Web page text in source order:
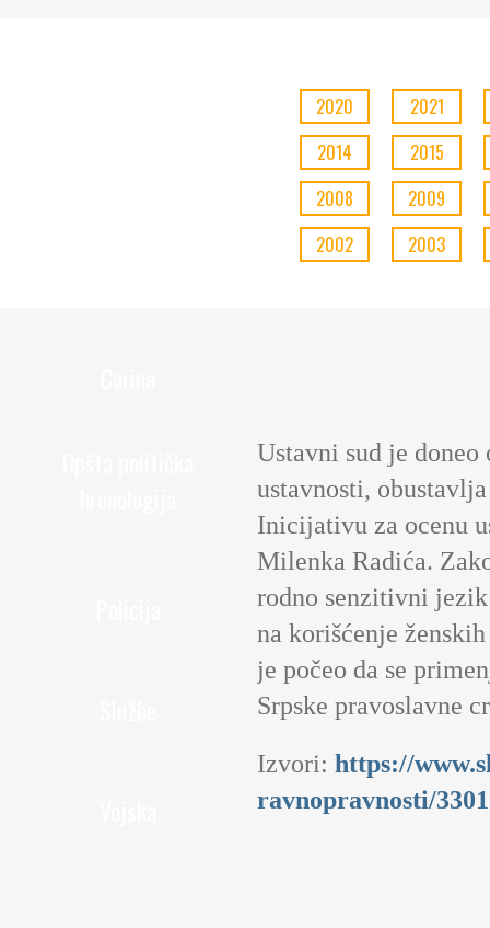
2021
2020
2015
2014
2009
2008
2003
2002
Ustavni sud je doneo
ustavnosti,
Inicijativu za ocenu
Milenka Radića.
rodno senzitivni
na korišćenje
je počeo da se
Srpske pravoslavne
Izvori: https://
ravnopravnosti/